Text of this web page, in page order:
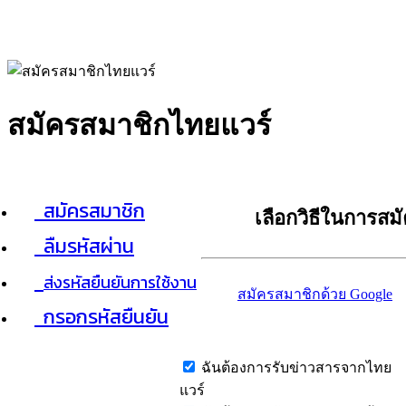
สมัครสมาชิกไทยแวร์
สมัครสมาชิก
ลืมรหัสผ่าน
ส่งรหัสยืนยันการใช้งาน
กรอกรหัสยืนยัน
เลือกวิธีในการส
สมัครสมาชิกด้วย Google
ฉันต้องการรับข่าวสารจากไทย
แวร์